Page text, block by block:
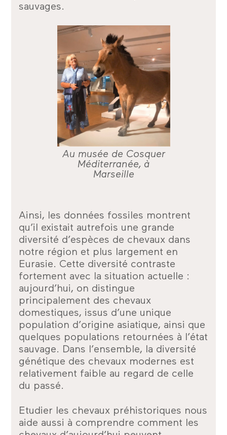
sauvages.
Au musée de Cosquer
Méditerranée, à
Marseille
Ainsi, les données fossiles montrent
qu’il existait autrefois une grande
diversité d’espèces de chevaux dans
notre région et plus largement en
Eurasie. Cette diversité contraste
fortement avec la situation actuelle :
aujourd’hui, on distingue
principalement des chevaux
domestiques, issus d’une unique
population d’origine asiatique, ainsi que
quelques populations retournées à l’état
sauvage. Dans l’ensemble, la diversité
génétique des chevaux modernes est
relativement faible au regard de celle
du passé.
Etudier les chevaux préhistoriques nous
aide aussi à comprendre comment les